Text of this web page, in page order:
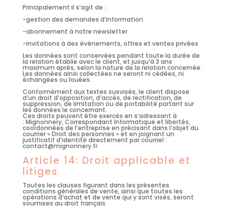
Principalement il s’agit de :
-gestion des demandes d’information
-abonnement à notre newsletter
-invitations à des événements, offres et ventes privées
Les données sont conservées pendant toute la durée de
la relation établie avec le client, et jusqu’à 3 ans
maximum après, selon la nature de la relation concernée.
Les données ainsi collectées ne seront ni cédées, ni
échangées ou louées.
Conformément aux textes susvisés, le client dispose
d’un droit d’opposition, d’accès, de rectification, de
suppression, de limitation ou de portabilité portant sur
les données le concernant.
Ces droits peuvent être exercés en s’adressant à
: Mignonnery, Correspondant Informatique et libertés,
coordonnées de l’entreprise en précisant dans l’objet du
courrier « Droit des personnes » et en joignant un
justificatif d’identité directement par courriel :
contact@mignonnery.fr
Article 14: Droit applicable et
litiges
Toutes les clauses figurant dans les présentes
conditions générales de vente, ainsi que toutes les
opérations d’achat et de vente qui y sont visés, seront
soumises au droit français.